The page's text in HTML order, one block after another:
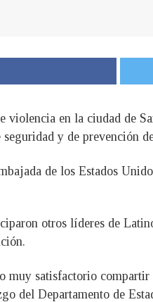
en la ciudad de
y de prevención
de los Estados
otros líderes de
muy satisfactorio
del Departamento de